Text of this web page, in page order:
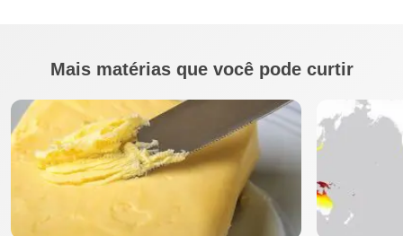
Mais matérias que você pode curtir